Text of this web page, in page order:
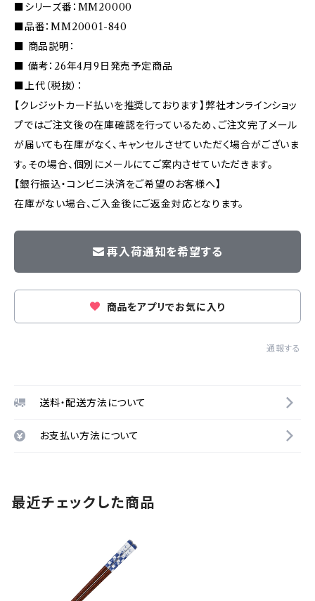
■シリーズ番：MM20000
■品番：MM20001-840
■ 商品説明：
■ 備考：26年4月9日発売予定商品
■上代（税抜）：
【クレジットカード払いを推奨しております】弊社オンラインショッ
プではご注文後の在庫確認を行っているため、ご注文完了メール
が届いても在庫がなく、キャンセルさせていただく場合がございま
す。その場合、個別にメールにてご案内させていただきます。
【銀行振込・コンビニ決済をご希望のお客様へ】
在庫がない場合、ご入金後にご返金対応となります。
再入荷通知を希望する
商品をアプリでお気に入り
通報する
送料・配送方法について
お支払い方法について
最近チェックした商品